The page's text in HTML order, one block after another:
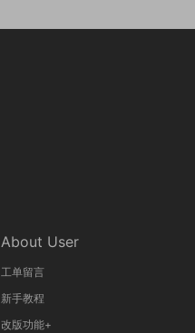
About User
工单留言
新手教程
改版功能+